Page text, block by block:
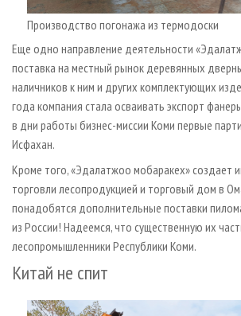
Производство погонажа из термодоски
Еще одно направление деятельности
поставка на местный рынок деревянных
наличников к ним и других комплектующих
года компания стала осваивать экспорт
в дни работы бизнес-миссии Коми первые
Исфахан.
Кроме того, «Эдалатжоо мобаракех» создает
торговли лесопродукцией и торговый дом в
понадобятся дополнительные поставки
из России! Надеемся, что существенную их
лесопромышленники Республики Коми.
Китай не спит